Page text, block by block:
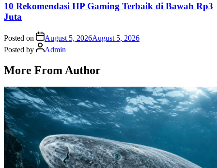
10 Rekomendasi HP Gaming Terbaik di Bawah Rp3
Juta
Posted on August 5, 2026August 5, 2026
Posted by
Admin
More From Author